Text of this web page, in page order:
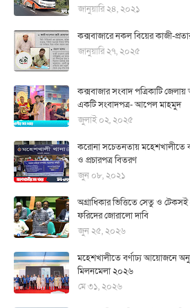
জানুয়ারি ২৪, ২০২১
কক্সবাজারে নকল বিয়ের কাজী-
জানুয়ারি ২৭, ২০২৫
কক্সবাজার সংবাদ পত্রিকাটি
একটি সংবাদপত্র- আপেল মাহমুদ
জুলাই ০২, ২০২৫
করোনা সচেতনতায় মহেশখালীতে
ও প্রচারপত্র বিতরণ
জুন ০৮, ২০২১
অগ্রাধিকার ভিত্তিতে সেতু ও
ফরিদের জোরালো দাবি
জুন ২৫, ২০২৬
মহেশখালীতে বর্ণাঢ্য আয়োজনে
মিলনমেলা ২০২৬
মে ৩১, ২০২৬